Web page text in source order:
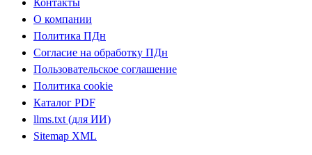
Контакты
О компании
Политика ПДн
Согласие на обработку ПДн
Пользовательское соглашение
Политика cookie
Каталог PDF
llms.txt (для ИИ)
Sitemap XML